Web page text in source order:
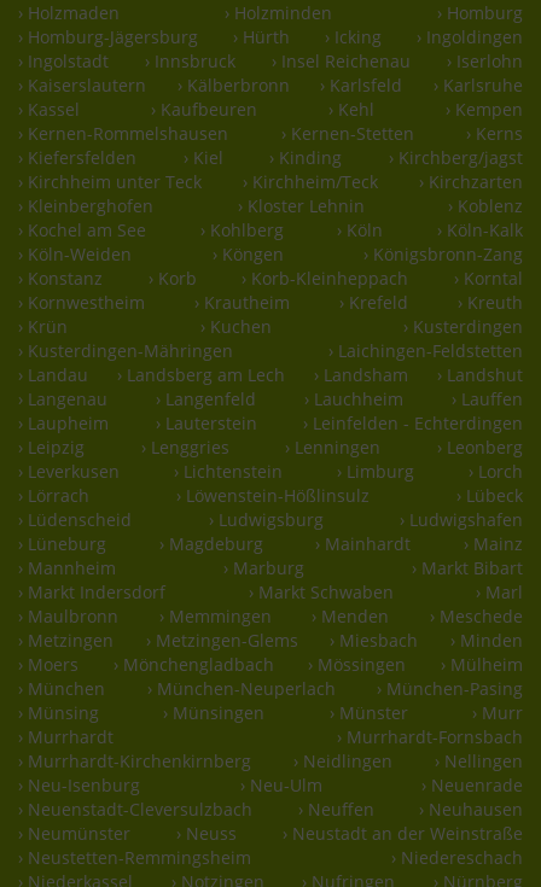
› Holzmaden
› Holzminden
› Homburg
› Homburg-Jägersburg
› Hürth › Icking
› Ingoldingen
› Ingolstadt
› Innsbruck › Insel Reichenau
› Iserlohn
› Kaiserslautern
› Kälberbronn › Karlsfeld
› Karlsruhe
› Kassel
› Kaufbeuren › Kehl
› Kempen
› Kernen-Rommelshausen
› Kernen-Stetten
› Kerns
› Kiefersfelden
› Kiel › Kinding
› Kirchberg/jagst
› Kirchheim unter Teck
› Kirchheim/Teck
› Kirchzarten
› Kleinberghofen
› Kloster Lehnin
› Koblenz
› Kochel am See
› Kohlberg › Köln
› Köln-Kalk
› Köln-Weiden
› Köngen
› Königsbronn-Zang
› Konstanz
› Korb › Korb-Kleinheppach
› Korntal
› Kornwestheim
› Krautheim › Krefeld
› Kreuth
› Krün
› Kuchen
› Kusterdingen
› Kusterdingen-Mähringen
› Laichingen-Feldstetten
› Landau
› Landsberg am Lech › Landsham
› Landshut
› Langenau
› Langenfeld › Lauchheim
› Lauffen
› Laupheim
› Lauterstein
› Leinfelden - Echterdingen
› Leipzig
› Lenggries › Lenningen
› Leonberg
› Leverkusen
› Lichtenstein › Limburg
› Lorch
› Lörrach
› Löwenstein-Hößlinsulz
› Lübeck
› Lüdenscheid
› Ludwigsburg
› Ludwigshafen
› Lüneburg
› Magdeburg › Mainhardt
› Mainz
› Mannheim
› Marburg
› Markt Bibart
› Markt Indersdorf
› Markt Schwaben
› Marl
› Maulbronn
› Memmingen › Menden
› Meschede
› Metzingen
› Metzingen-Glems › Miesbach
› Minden
› Moers
› Mönchengladbach › Mössingen
› Mülheim
› München
› München-Neuperlach
› München-Pasing
› Münsing
› Münsingen › Münster
› Murr
› Murrhardt
› Murrhardt-Fornsbach
› Murrhardt-Kirchenkirnberg
› Neidlingen
› Nellingen
› Neu-Isenburg
› Neu-Ulm
› Neuenrade
› Neuenstadt-Cleversulzbach
› Neuffen
› Neuhausen
› Neumünster
› Neuss
› Neustadt an der Weinstraße
› Neustetten-Remmingsheim
› Niedereschach
› Niederkassel
› Notzingen › Nufringen
› Nürnberg